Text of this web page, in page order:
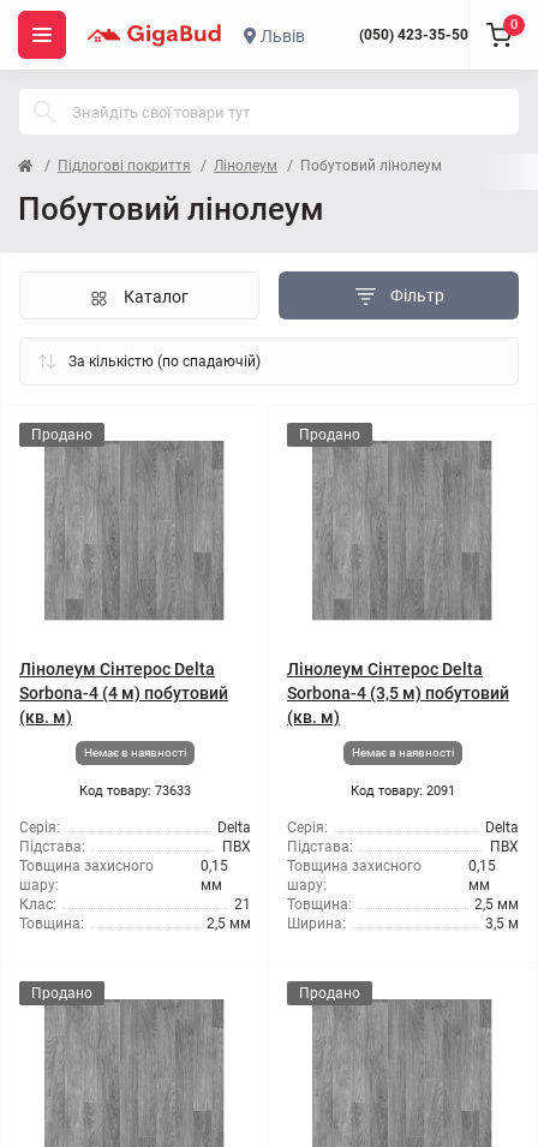
Львів (050) 423-35-50
0
Підлогові покриття Лінолеум Побутовий лінолеум
Побутовий лінолеум
Фільтр
Каталог
Продано
Лінолеум Сінтерос Delta
Sorbona-4 (4 м) побутовий
(кв. м)
Немає в наявності
Код товару: 73633
Серія:
Delta
Підстава:
ПВХ
Товщина захисного
шару:
0,15
мм
Клас:
21
Товщина:
2,5 мм
Продано
Лінолеум Сінтерос Delta
Sorbona-4 (3,5 м) побутовий
(кв. м)
Немає в наявності
Код товару: 2091
Серія:
Delta
Підстава:
ПВХ
Товщина захисного
шару:
0,15
мм
Товщина:
2,5 мм
Ширина:
3,5 м
Продано Продано